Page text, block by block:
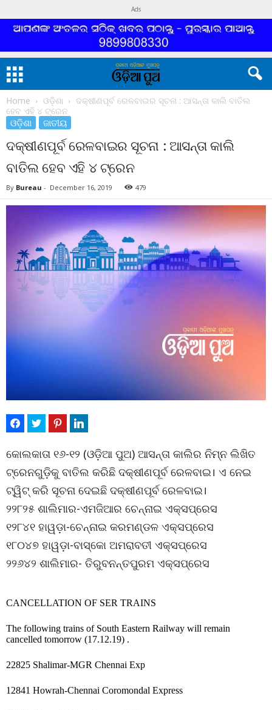
Ads
Home ଓଡ଼ିଶା
ଦକ୍ଷୀଣପୂର୍ବ ରେଳବାଇର ସୂଚନା : ଆସନ୍ତା କାଲି ବାତିଲ
ହେବ ଏହି ୪ ଟ୍ରେନ
ଓଡ଼ିଶା ଜାତୀୟ
ଦକ୍ଷୀଣପୂର୍ବ ରେଳବାଇର ସୂଚନା : ଆସନ୍ତା କାଲି
ବାତିଲ ହେବ ଏହି ୪ ଟ୍ରେନ
By Bureau - December 16, 2019 479
କୋଲକାତା ୧୬-୧୨ (ଓଡ଼ିଆ ପୁଅ) ଆସନ୍ତା କାଲିର ନିମ୍ନ ଲିଖିତ
ଟ୍ରେନଗୁଡ଼ିକୁ ବାତିଲ କରିଛି ଦକ୍ଷୀଣପୂର୍ବ ରେଳବାଇ। ଏ ନେଇ
ଟ୍ୱିଟ୍ କରି ସୂଚନା ଦେଇଛି ଦକ୍ଷୀଣପୂର୍ବ ରେଳବାଇ।
୨୨୮୨୫ ଶାଲିମାର-ଏମଜିଆର ଚେନ୍ନାଇ ଏକ୍ସପ୍ରେସ
୧୨୮୪୧ ହାୱଡ଼ା-ଚେନ୍ନାଇ କରମଣ୍ଡଳ ଏକ୍ସପ୍ରେସ
୧୮୦୪୭ ହାୱଡ଼ା-ବାସ୍କୋ ଅମରାବତୀ ଏକ୍ସପ୍ରେସ
୨୨୬୪୨ ଶାଲିମାର- ତିରୁବନନ୍ତପୁରମ ଏକ୍ସପ୍ରେସ
CANCELLATION OF SER TRAINS
The following trains of South Eastern Railway will remain
cancelled tomorrow (17.12.19) .
22825 Shalimar-MGR Chennai Exp
12841 Howrah-Chennai Coromondal Express